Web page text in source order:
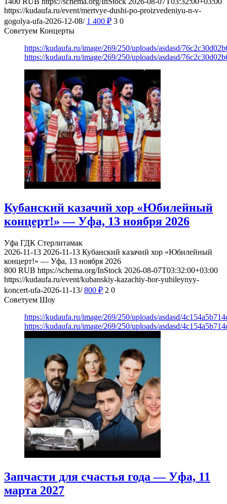
https://kudaufa.ru/event/mertvye-dushi-po-proizvedeniyu-n-v-
gogolya-ufa-2026-12-08/ 1 400 ₽ 3 0
Советуем Концерты
https://kudaufa.ru/image/269/250/uploads/asdasd/
https://kudaufa.ru/image/269/250/uploads/asdasd/
Кубанский казачий хор «Юбилейный
концерт!» — Уфа, 13 ноября 2026
Уфа ГДК Стерлитамак
2026-11-13 2026-11-13 Кубанский казачий хор «Юбилейный
концерт!» — Уфа, 13 ноября 2026
800 RUB https://schema.org/InStock 2026-08-07T03:32:00+03:00
https://kudaufa.ru/event/kubanskiy-kazachiy-hor-yubileynyy-
koncert-ufa-2026-11-13/ 800 ₽ 2 0
Советуем Шоу
https://kudaufa.ru/image/269/250/uploads/asdasd/
https://kudaufa.ru/image/269/250/uploads/asdasd/
Запчасти для счастья года — Уфа, 11
марта 2027